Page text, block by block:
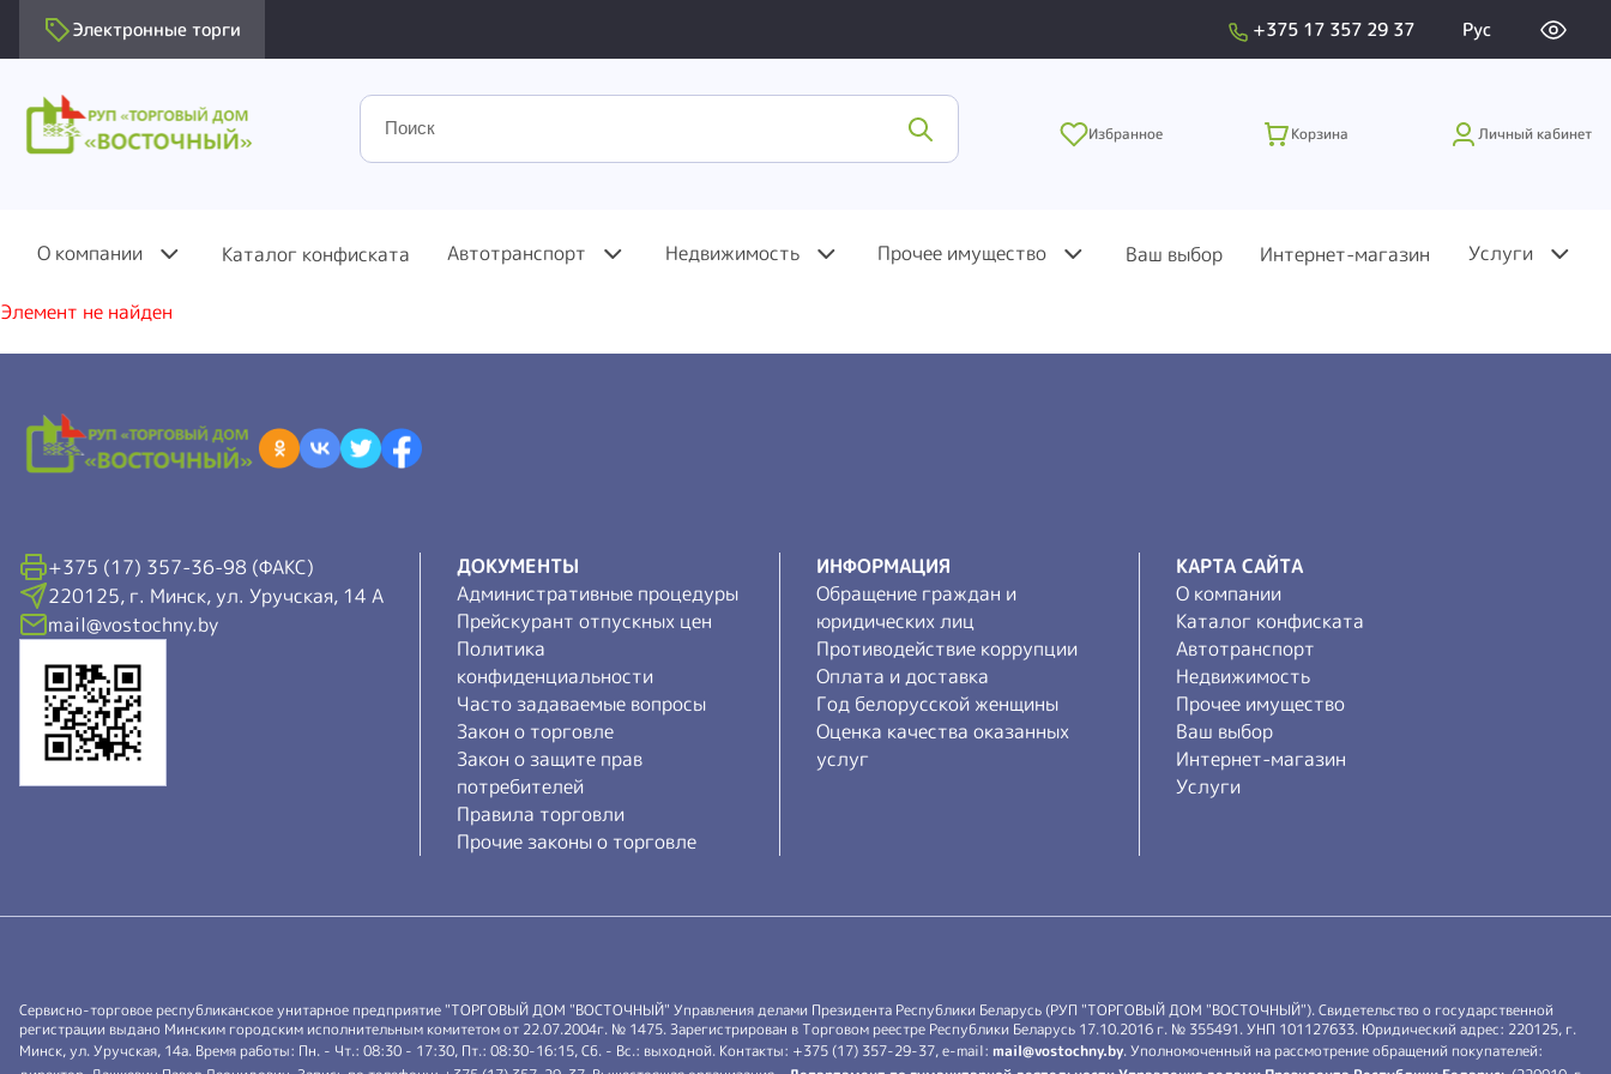
Электронные торги +375 17 357 29 37 Рус
Избранное Корзина Личный кабинет
О компании Каталог конфиската Автотранспорт Недвижимость Прочее имущество Ваш выбор Интернет-магазин Услуги
Элемент не найден
+375 (17) 357-36-98 (ФАКС)
220125, г. Минск, ул. Уручская, 14 А
mail@vostochny.by
ДОКУМЕНТЫ
Административные процедуры
Прейскурант отпускных цен
Политика
конфиденциальности
Часто задаваемые вопросы
Закон о торговле
Закон о защите прав
потребителей
Правила торговли
Прочие законы о торговле
ИНФОРМАЦИЯ
Обращение граждан и
юридических лиц
Противодействие коррупции
Оплата и доставка
Год белорусской женщины
Оценка качества оказанных
услуг
КАРТА САЙТА
О компании
Каталог конфиската
Автотранспорт
Недвижимость
Прочее имущество
Ваш выбор
Интернет-магазин
Услуги
Сервисно-торговое республиканское унитарное предприятие "ТОРГОВЫЙ ДОМ "ВОСТОЧНЫЙ" Управления делами Президента Республики Беларусь (РУП "ТОРГОВЫЙ ДОМ "ВОСТОЧНЫЙ"). Свидетельство о государственной
регистрации выдано Минским городским исполнительным комитетом от 22.07.2004г. № 1475. Зарегистрирован в Торговом реестре Республики Беларусь 17.10.2016 г. № 355491. УНП 101127633. Юридический адрес: 220125, г.
Минск, ул. Уручская, 14а. Время работы: Пн. - Чт.: 08:30 - 17:30, Пт.: 08:30-16:15, Сб. - Вс.: выходной. Контакты: +375 (17) 357-29-37, e-mail: mail@vostochny.by. Уполномоченный на рассмотрение обращений покупателей: